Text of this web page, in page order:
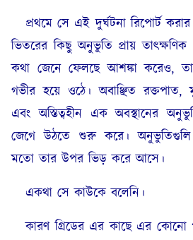
প্রথমে সে এই দুর্ঘটনা রিপোর্ট
ভিতরের কিছু অনুভুতি প্রায় তাৎক্ষণিক
কথা জেনে ফেলছে আশঙ্কা করেও,
গভীর হয়ে ওঠে। অবাঞ্ছিত রক্তপাত,
এবং অস্তিত্বহীন এক অবস্থানের
জেগে উঠতে শুরু করে। অনুভুতিগুলি
মতো তার উপর ভিড় করে আসে।
একথা সে কাউকে বলেনি।
কারণ গ্রিডের এর কাছে এর কোনো